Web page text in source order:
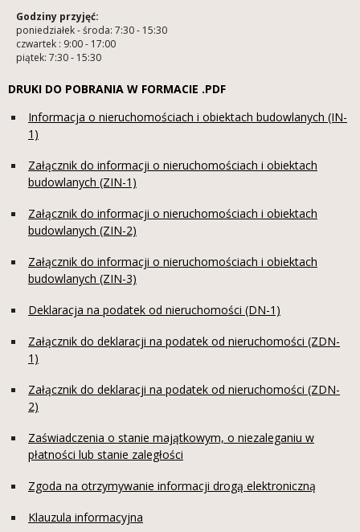
Godziny przyjęć:
poniedziałek - środa: 7:30 - 15:30
czwartek : 9:00 - 17:00
piątek: 7:30 - 15:30
DRUKI DO POBRANIA W FORMACIE .PDF
Informacja o nieruchomościach i obiektach budowlanych (IN-
1)
Załącznik do informacji o nieruchomościach i obiektach
budowlanych (ZIN-1)
Załącznik do informacji o nieruchomościach i obiektach
budowlanych (ZIN-2)
Załącznik do informacji o nieruchomościach i obiektach
budowlanych (ZIN-3)
Deklaracja na podatek od nieruchomości (DN-1)
Załącznik do deklaracji na podatek od nieruchomości (ZDN-
1)
Załącznik do deklaracji na podatek od nieruchomości (ZDN-
2)
Zaświadczenia o stanie majątkowym, o niezaleganiu w
płatności lub stanie zaległości
Zgoda na otrzymywanie informacji drogą elektroniczną
Klauzula informacyjna